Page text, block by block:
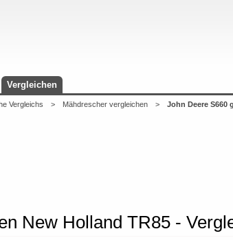
Vergleichen
Vergleichs > Mähdrescher vergleichen > John Deere S660
New Holland TR85 -